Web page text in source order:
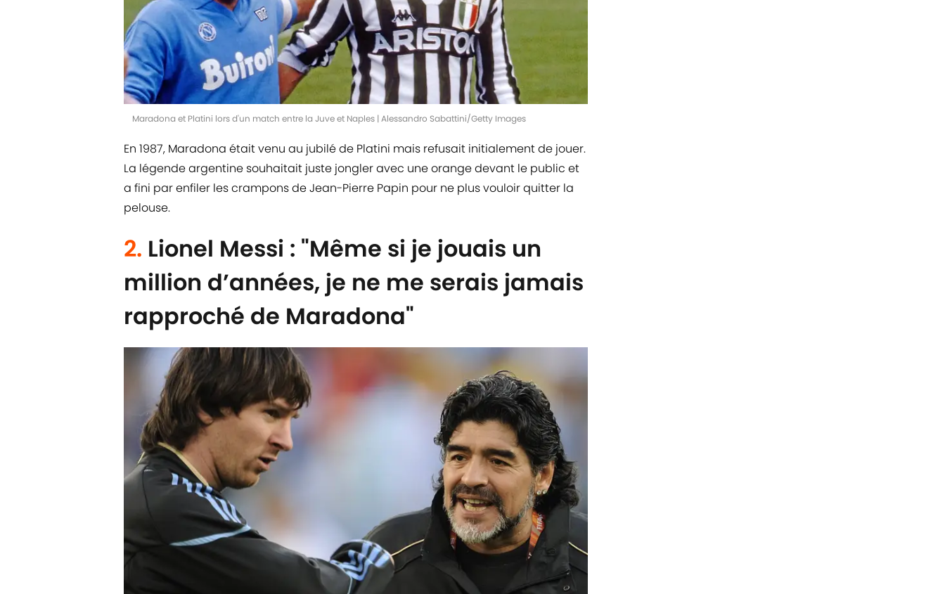
Maradona et Platini lors d'un match entre la Juve et Naples | Alessandro Sabattini/Getty Images
En 1987, Maradona était venu au jubilé de Platini mais refusait initialement de jouer.
La légende argentine souhaitait juste jongler avec une orange devant le public et
a fini par enfiler les crampons de Jean-Pierre Papin pour ne plus vouloir quitter la
pelouse.
2. Lionel Messi : "Même si je jouais un
million d’années, je ne me serais jamais
rapproché de Maradona"